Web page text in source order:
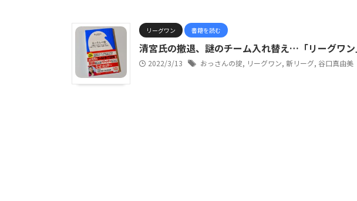
リーグワン 書籍を読む
清宮氏の撤退、謎のチーム入れ替え…「リーグワ
2022/3/13 おっさんの掟, リーグワン, 新リーグ, 谷口真由美